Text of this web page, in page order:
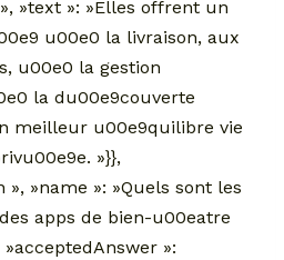
»text »: »Elles offrent un
u00e0 la livraison, aux
u00e0 la gestion
la du00e9couverte
meilleur u00e9quilibre vie
»}},
», »name »: »Quels sont les
apps de bien-u00eatre
»: